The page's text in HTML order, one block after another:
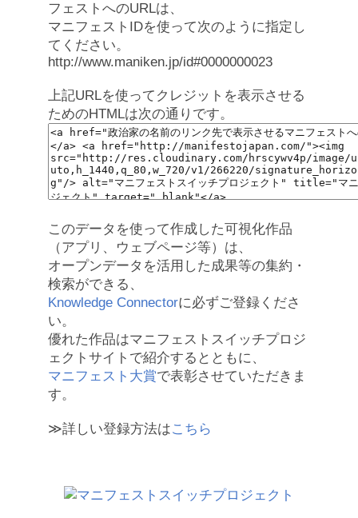
フェストへのURLは、
マニフェストIDを使って次のように指定し
てください。
http://www.maniken.jp/id#0000000023
上記URLを使ってクレジットを表示させる
ためのHTMLは次の通りです。
このデータを使って作成した可視化作品
（アプリ、ウェブページ等）は、
オープンデータを活用した成果等の集約・
検索ができる、
Knowledge Connectorに必ずご登録くださ
い。
優れた作品はマニフェストスイッチプロジ
ェクトサイトで紹介するとともに、
マニフェスト大賞で表彰させていただきま
す。
≫詳しい登録方法はこちら